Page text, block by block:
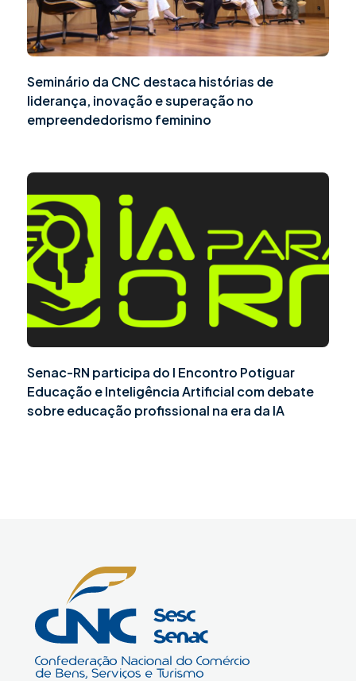
Seminário da CNC destaca histórias de
liderança, inovação e superação no
empreendedorismo feminino
Senac-RN participa do I Encontro Potiguar
Educação e Inteligência Artificial com debate
sobre educação profissional na era da IA